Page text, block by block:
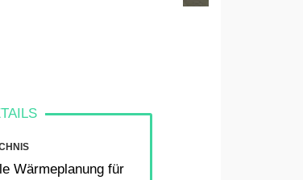
Wärmeplanung für